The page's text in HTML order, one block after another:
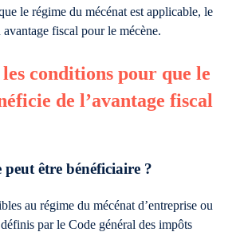
le régime du mécénat est applicable, le
fiscal pour le mécène.
conditions pour que le
de l’avantage fiscal
être bénéficiaire ?
au régime du mécénat d’entreprise ou
par le Code général des impôts